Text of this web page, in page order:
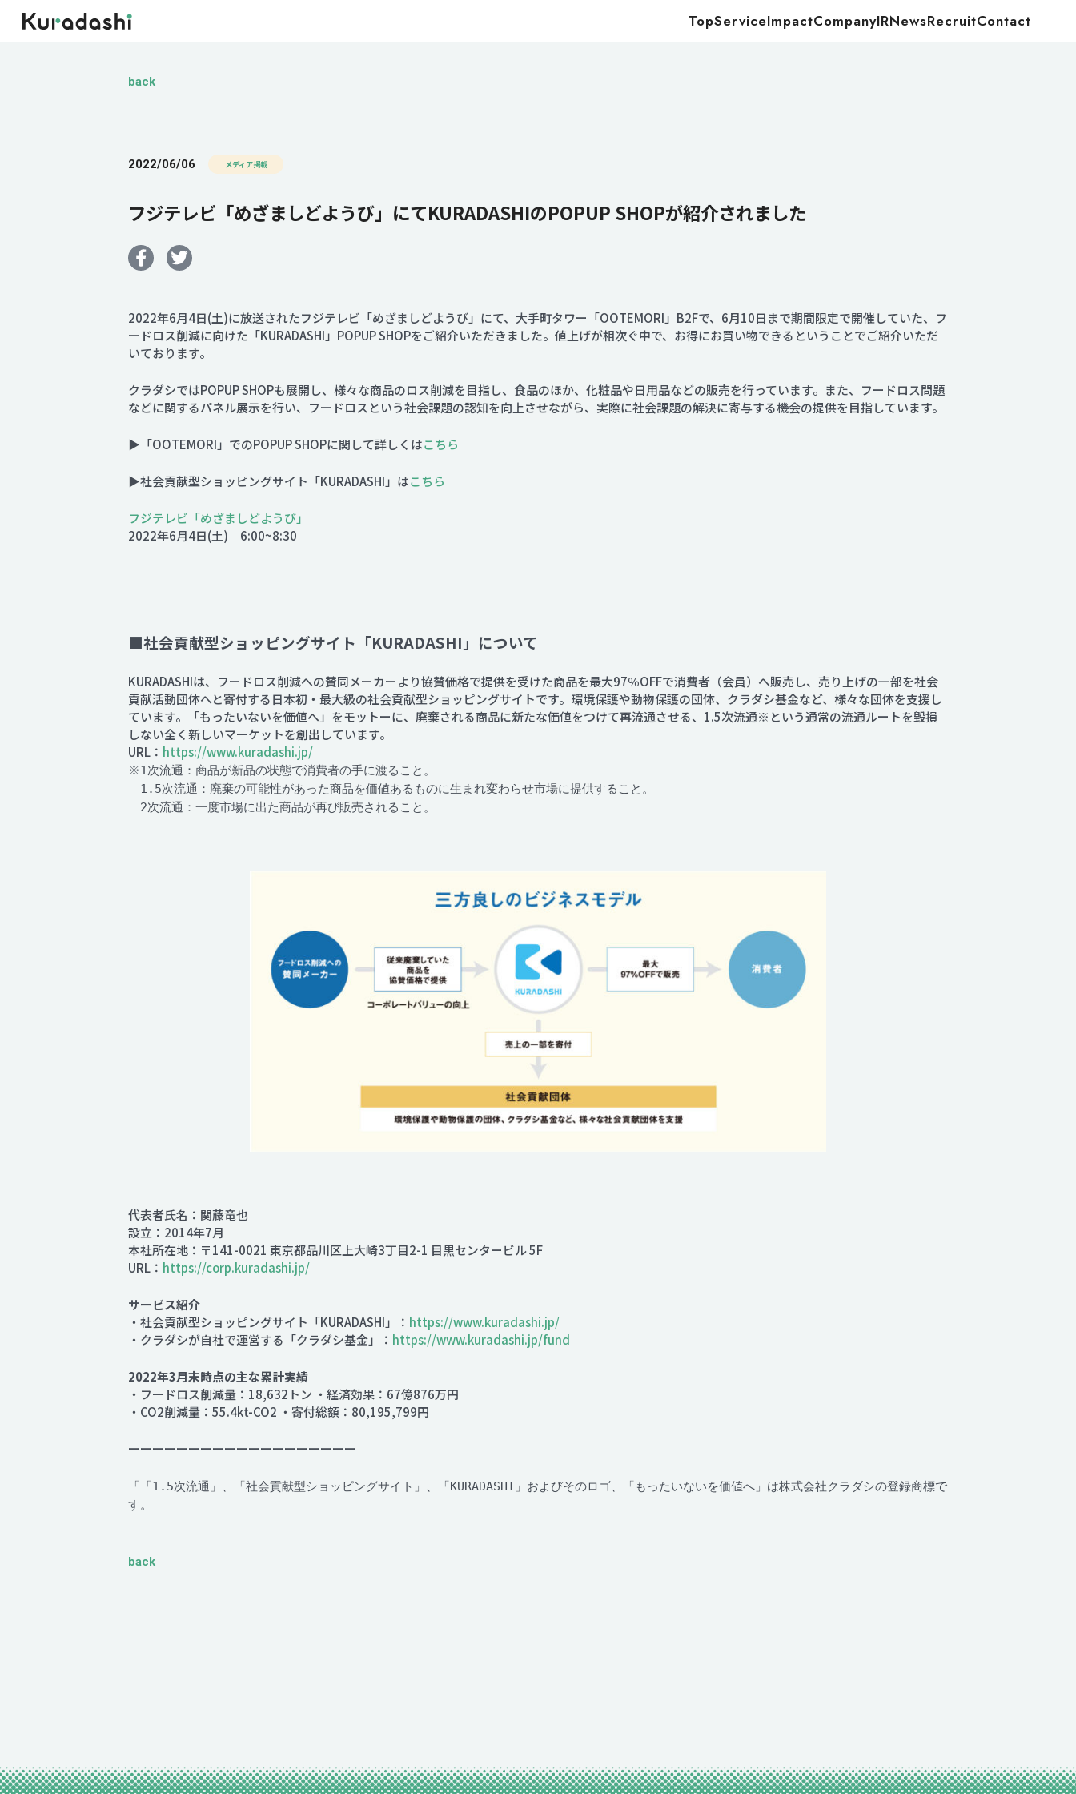
TopServiceImpactCompanyIRNewsRecruitContact
Recruit
back
2022/06/06 メディア掲載
フジテレビ「めざましどようび」にてKURADASHIのPOPUP SHOPが紹介されました
2022年6月4日(土)に放送されたフジテレビ「めざましどようび」にて、大手町タワー「OOTEMORI」B2Fで、6月10日まで期間限定で開催していた、フ
ードロス削減に向けた「KURADASHI」POPUP SHOPをご紹介いただきました。値上げが相次ぐ中で、お得にお買い物できるということでご紹介いただ
いております。
クラダシではPOPUP SHOPも展開し、様々な商品のロス削減を目指し、食品のほか、化粧品や日用品などの販売を行っています。また、フードロス問題
などに関するパネル展示を行い、フードロスという社会課題の認知を向上させながら、実際に社会課題の解決に寄与する機会の提供を目指しています。
▶「OOTEMORI」でのPOPUP SHOPに関して詳しくはこちら
▶社会貢献型ショッピングサイト「KURADASHI」はこちら
フジテレビ「めざましどようび」
2022年6月4日(土) 6:00~8:30
■社会貢献型ショッピングサイト「KURADASHI」について
KURADASHIは、フードロス削減への賛同メーカーより協賛価格で提供を受けた商品を最大97％OFFで消費者（会員）へ販売し、売り上げの一部を社会
貢献活動団体へと寄付する日本初・最大級の社会貢献型ショッピングサイトです。環境保護や動物保護の団体、クラダシ基金など、様々な団体を支援し
ています。「もったいないを価値へ」をモットーに、廃棄される商品に新たな価値をつけて再流通させる、1.5次流通※という通常の流通ルートを毀損
しない全く新しいマーケットを創出しています。
URL： https://www.kuradashi.jp/
※1次流通：商品が新品の状態で消費者の手に渡ること。
1.5次流通：廃棄の可能性があった商品を価値あるものに生まれ変わらせ市場に提供すること。
2次流通：一度市場に出た商品が再び販売されること。
代表者氏名：関藤竜也
設立：2014年7月
本社所在地：〒141-0021 東京都品川区上大崎3丁目2-1 目黒センタービル 5F
URL： https://corp.kuradashi.jp/
サービス紹介
・社会貢献型ショッピングサイト「KURADASHI」： https://www.kuradashi.jp/
・クラダシが自社で運営する「クラダシ基金」： https://www.kuradashi.jp/fund
2022年3月末時点の主な累計実績
・フードロス削減量：18,632トン ・経済効果：67億876万円
・CO2削減量：55.4kt-CO2 ・寄付総額：80,195,799円
ーーーーーーーーーーーーーーーーーーー
「「1.5次流通」、「社会貢献型ショッピングサイト」、「KURADASHI」およびそのロゴ、「もったいないを価値へ」は株式会社クラダシの登録商標で
す。
back